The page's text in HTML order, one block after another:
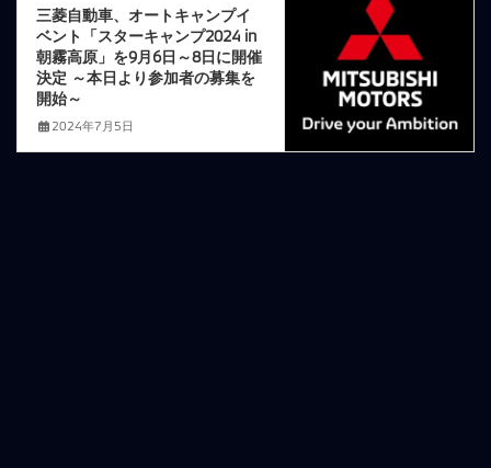
三菱自動車、オートキャンプイ
ベント「スターキャンプ2024 in
朝霧高原」を9月6日～8日に開催
決定 ～本日より参加者の募集を
開始～
2024年7月5日